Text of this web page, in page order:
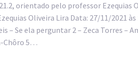
orientado pelo professor Ezequias
Oliveira Lira Data: 27/11/2021
– Se ela perguntar 2 – Zeca Torres –
Chôro 5…